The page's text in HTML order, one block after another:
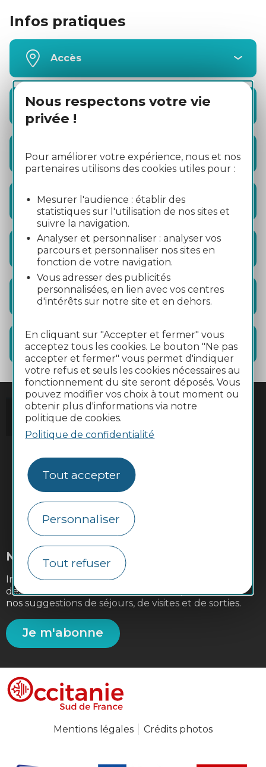
Nous respectons votre vie
privée !
Pour améliorer votre expérience, nous et nos
partenaires utilisons des cookies utiles pour :
Mesurer l'audience : établir des
statistiques sur l'utilisation de nos sites et
suivre la navigation.
Analyser et personnaliser : analyser vos
parcours et personnaliser nos sites en
fonction de votre navigation.
Vous adresser des publicités
personnalisées, en lien avec vos centres
d'intérêts sur notre site et en dehors.
En cliquant sur "Accepter et fermer" vous
acceptez tous les cookies. Le bouton "Ne pas
accepter et fermer" vous permet d'indiquer
votre refus et seuls les cookies nécessaires au
fonctionnement du site seront déposés. Vous
pouvez modifier vos choix à tout moment ou
obtenir plus d'informations via notre
politique de cookies.
Politique de confidentialité
Tout accepter
Personnaliser
Tout refuser
Infos pratiques
Accès
Mobilité
Visites
Activités
Hébergements
Restauration
Information
#VoyageOccitanie
Newsletter
Inscrivez-vous à la lettre d'information de la
destination Occitanie Sud de France pour recevoir
nos suggestions de séjours, de visites et de sorties.
Je m'abonne
Mentions légales Crédits photos